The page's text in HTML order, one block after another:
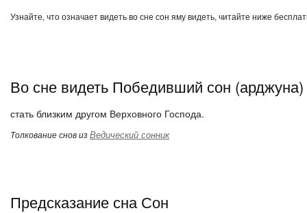
Узнайте, что означает видеть во сне сон яму видеть, читайте ниже
Во сне видеть Победивший сон (арджуна)
стать близким другом Верховного Господа.
Толкование снов изВедический сонник
Предсказание сна Сон